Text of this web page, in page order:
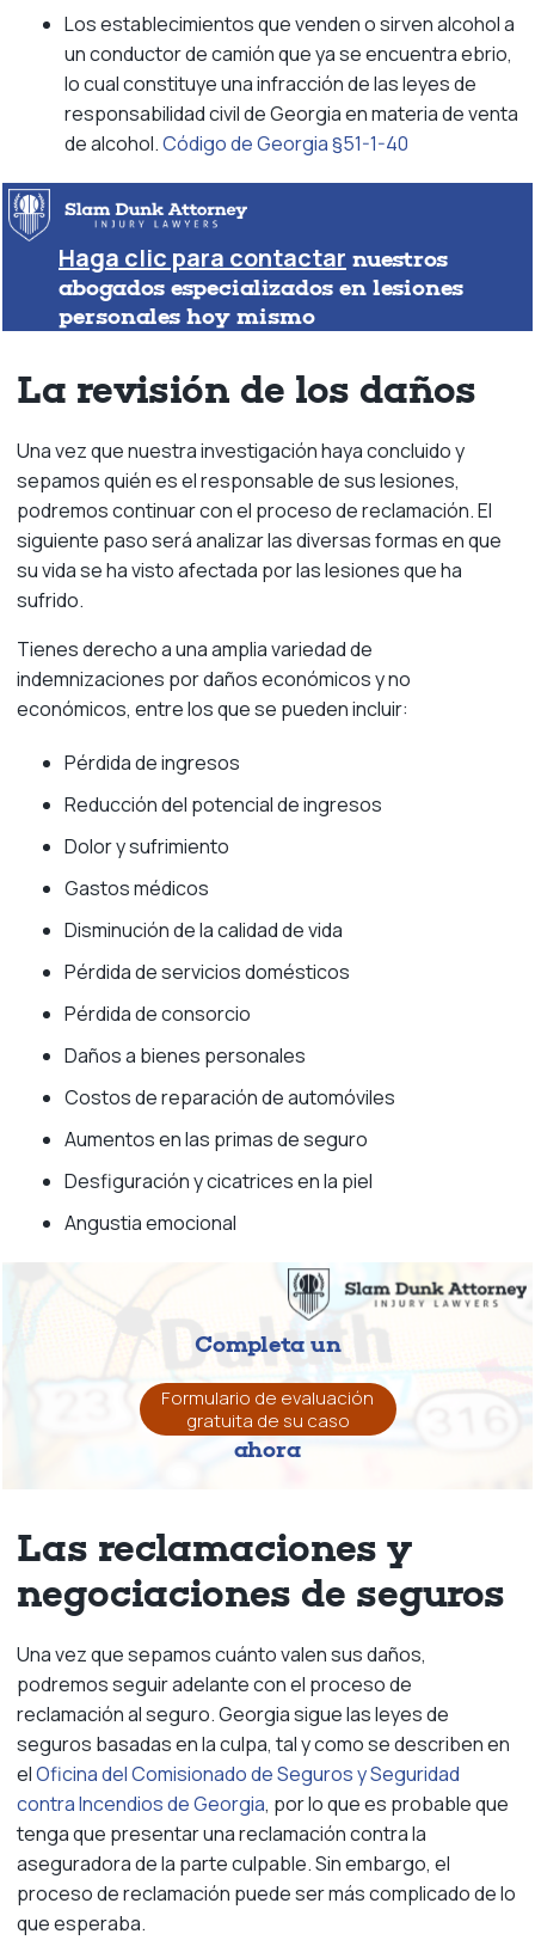
Los establecimientos que venden o sirven alcohol a
un conductor de camión que ya se encuentra ebrio,
lo cual constituye una infracción de las leyes de
responsabilidad civil de Georgia en materia de venta
de alcohol.Código de Georgia §51-1-40
Haga clic para contactar nuestros
abogados especializados en lesiones
personales hoy mismo
La revisión de los daños
Una vez que nuestra investigación haya concluido y
sepamos quién es el responsable de sus lesiones,
podremos continuar con el proceso de reclamación. El
siguiente paso será analizar las diversas formas en que
su vida se ha visto afectada por las lesiones que ha
sufrido.
Tienes derecho a una amplia variedad de
indemnizaciones por daños económicos y no
económicos, entre los que se pueden incluir:
Pérdida de ingresos
Reducción del potencial de ingresos
Dolor y sufrimiento
Gastos médicos
Disminución de la calidad de vida
Pérdida de servicios domésticos
Pérdida de consorcio
Daños a bienes personales
Costos de reparación de automóviles
Aumentos en las primas de seguro
Desfiguración y cicatrices en la piel
Angustia emocional
Completa un
Formulario de evaluación
gratuita de su caso
ahora
Las reclamaciones y
negociaciones de seguros
Una vez que sepamos cuánto valen sus daños,
podremos seguir adelante con el proceso de
reclamación al seguro. Georgia sigue las leyes de
seguros basadas en la culpa, tal y como se describen en
elOficina del Comisionado de Seguros y Seguridad
contra Incendios de Georgia, por lo que es probable que
tenga que presentar una reclamación contra la
aseguradora de la parte culpable. Sin embargo, el
proceso de reclamación puede ser más complicado de lo
que esperaba.